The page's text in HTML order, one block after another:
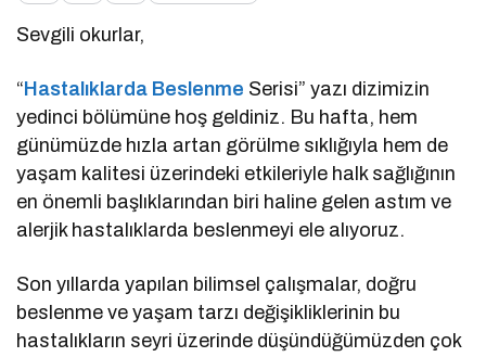
Sevgili okurlar,
“ Hastalıklarda Beslenme Serisi” yazı dizimizin
yedinci bölümüne hoş geldiniz. Bu hafta, hem
günümüzde hızla artan görülme sıklığıyla hem de
yaşam kalitesi üzerindeki etkileriyle halk sağlığının
en önemli başlıklarından biri haline gelen astım ve
alerjik hastalıklarda beslenmeyi ele alıyoruz.
Son yıllarda yapılan bilimsel çalışmalar, doğru
beslenme ve yaşam tarzı değişikliklerinin bu
hastalıkların seyri üzerinde düşündüğümüzden çok